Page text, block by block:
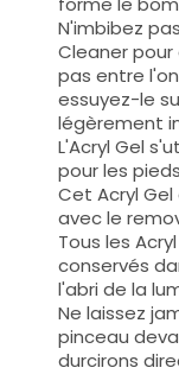
N'imbibez
Cleaner pour
pas entre
essuyez-le
légèrement
L'Acryl Gel
pour les
Cet Acryl
avec le
Tous les
conservés
l'abri de la
Ne laissez
pinceau
durcirons